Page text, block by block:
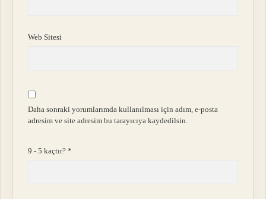
Web Sitesi
Daha sonraki yorumlarımda kullanılması için adım, e-posta
adresim ve site adresim bu tarayıcıya kaydedilsin.
9 - 5 kaçtır?*